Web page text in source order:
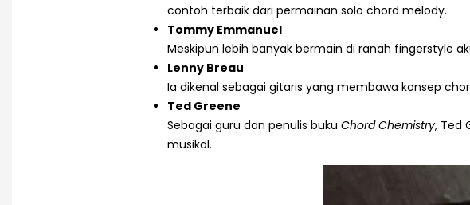
contoh terbaik dari permainan solo chord melody.
Tommy Emmanuel
Meskipun lebih banyak bermain di ranah fingerstyle
Lenny Breau
Ia dikenal sebagai gitaris yang membawa konsep
Ted Greene
Sebagai guru dan penulis buku Chord Chemistry, Ted
musikal.